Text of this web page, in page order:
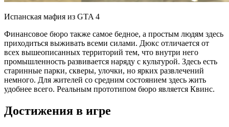
Испанская мафия из GTA 4
Финансовое бюро также самое бедное, а простым людям здесь
приходиться выживать всеми силами. Дюкс отличается от
всех вышеописанных территорий тем, что внутри него
промышленность развивается наряду с культурой. Здесь есть
старинные парки, скверы, улочки, но ярких развлечений
немного. Для жителей со средним состоянием здесь жить
удобнее всего. Реальным прототипом бюро является Квинс.
Достижения в игре